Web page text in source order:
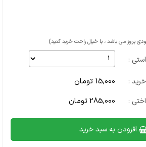
بروز می باشد ، با خیال راحت خرید کنید)
:
: 15,000 تومان
: 285,000 تومان
افزودن به سبد خرید